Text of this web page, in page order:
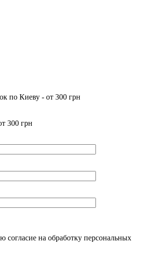
по Киеву - от 300 грн
300 грн
согласие на обработку персональных